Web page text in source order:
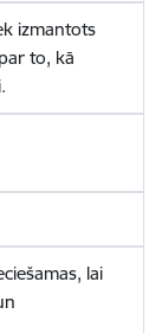
izmantots
to, kā
lai